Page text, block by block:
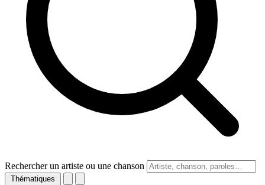
Rechercher un artiste ou une chanson
Thématiques